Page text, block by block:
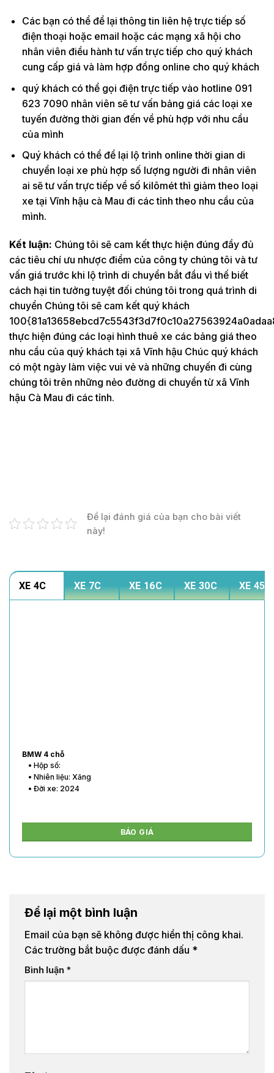
Các bạn có thể để lại thông tin liên hệ trực tiếp số
điện thoại hoặc email hoặc các mạng xã hội cho
nhân viên điều hành tư vấn trực tiếp cho quý khách
cung cấp giá và làm hợp đồng online cho quý khách
quý khách có thể gọi điện trực tiếp vào hotline 091
623 7090 nhân viên sẽ tư vấn bảng giá các loại xe
tuyến đường thời gian đến về phù hợp với nhu cầu
của mình
Quý khách có thể để lại lộ trình online thời gian di
chuyển loại xe phù hợp số lượng người đi nhân viên
ai sẽ tư vấn trực tiếp về số kilômét thì giảm theo loại
xe tại Vĩnh hậu cà Mau đi các tỉnh theo nhu cầu của
mình.
Kết luận: Chúng tôi sẽ cam kết thực hiện đúng đầy đủ
các tiêu chí ưu nhược điểm của công ty chúng tôi và tư
vấn giá trước khi lộ trình di chuyển bắt đầu vì thế biết
cách hại tin tưởng tuyệt đối chúng tôi trong quá trình di
chuyển Chúng tôi sẽ cam kết quý khách
thực hiện đúng các loại hình thuê xe các bảng giá theo
nhu cầu của quý khách tại xã Vĩnh hậu Chúc quý khách
có một ngày làm việc vui vẻ và những chuyến đi cùng
chúng tôi trên những nẻo đường di chuyển từ xã Vĩnh
hậu Cà Mau đi các tỉnh.
Để lại đánh giá của bạn cho bài viết
này!
XE 4C XE 7C XE 16C XE 30C XE 45C
BMW 4 chỗ
• Hộp số:
• Nhiên liệu: Xăng
• Đời xe: 2024
BÁO GIÁ
Để lại một bình luận
Email của bạn sẽ không được hiển thị công khai.
Các trường bắt buộc được đánh dấu *
Bình luận *